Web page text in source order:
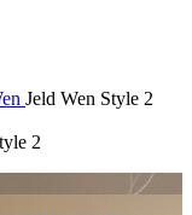
Jeld Wen Style 2
2